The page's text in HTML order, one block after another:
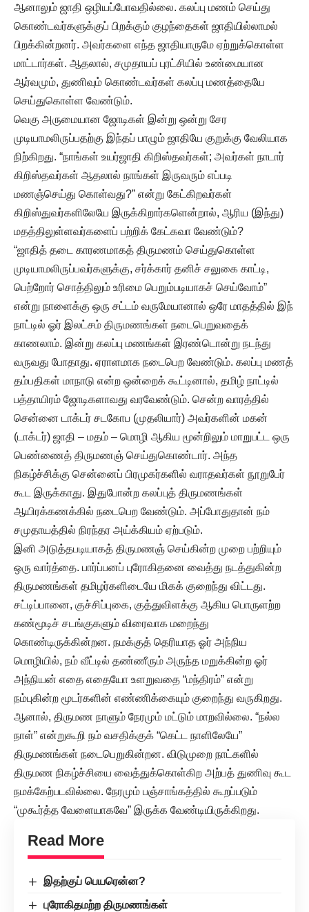
ஆனாலும் ஜாதி ஒழியப்போவதில்லை. கலப்பு மணம் செய்து
கொண்டவர்களுக்குப் பிறக்கும் குழந்தைகள் ஜாதியில்லாமல்
பிறக்கின்றனர். அவர்களை எந்த ஜாதியாருமே ஏற்றுக்கொள்ள
மாட்டார்கள். ஆதலால், சமுதாயப் புரட்சியில் உண்மையான
ஆர்வமும், துணிவும் கொண்டவர்கள் கலப்பு மணத்தையே
செய்துகொள்ள வேண்டும்.
வெகு அருமையான ஜோடிகள் இன்று ஒன்று சேர
முடியாமலிருப்பதற்கு இந்தப் பாழும் ஜாதியே குறுக்கு வேலியாக
நிற்கிறது. “நாங்கள் உயர்ஜாதி கிறிஸ்தவர்கள்; அவர்கள் நாடார்
கிறிஸ்தவர்கள் ஆதலால் நாங்கள் இருவரும் எப்படி
மணஞ்செய்து கொள்வது?” என்று கேட்கிறவர்கள்
கிறிஸ்துவர்களிலேயே இருக்கிறார்களென்றால், ஆரிய (இந்து)
மதத்திலுள்ளவர்களைப் பற்றிக் கேட்கவா வேண்டும்?
“ஜாதித் தடை காரணமாகத் திருமணம் செய்துகொள்ள
முடியாமலிருப்பவர்களுக்கு, சர்க்கார் தனிச் சலுகை காட்டி,
பெற்றோர் சொத்திலும் உரிமை பெறும்படியாகச் செய்வோம்”
என்று நாளைக்கு ஒரு சட்டம் வருமேயானால் ஒரே மாதத்தில் இந்
நாட்டில் ஓர் இலட்சம் திருமணங்கள் நடைபெறுவதைக்
காணலாம். இன்று கலப்பு மணங்கள் இரண்டொன்று நடந்து
வருவது போதாது. ஏராளமாக நடைபெற வேண்டும். கலப்பு மணத்
தம்பதிகள் மாநாடு என்ற ஒன்றைக் கூட்டினால், தமிழ் நாட்டில்
பத்தாயிரம் ஜோடிகளாவது வரவேண்டும். சென்ற வாரத்தில்
சென்னை டாக்டர் சடகோப (முதலியார்) அவர்களின் மகன்
(டாக்டர்) ஜாதி – மதம் – மொழி ஆகிய மூன்றிலும் மாறுபட்ட ஒரு
பெண்ணைத் திருமணஞ் செய்துகொண்டார். அந்த
நிகழ்ச்சிக்கு சென்னைப் பிரமுகர்களில் வராதவர்கள் நூறுபேர்
கூட இருக்காது. இதுபோன்ற கலப்புத் திருமணங்கள்
ஆயிரக்கணக்கில் நடைபெற வேண்டும். அப்போதுதான் நம்
சமுதாயத்தில் நிரந்தர அய்க்கியம் ஏற்படும்.
இனி அடுத்தபடியாகத் திருமணஞ் செய்கின்ற முறை பற்றியும்
ஒரு வார்த்தை. பார்ப்பனப் புரோகிதனை வைத்து நடத்துகின்ற
திருமணங்கள் தமிழர்களிடையே மிகக் குறைந்து விட்டது.
சட்டிப்பானை, குச்சிப்புகை, குத்துவிளக்கு ஆகிய பொருளற்ற
கண்மூடிச் சடங்குகளும் விரைவாக மறைந்து
கொண்டிருக்கின்றன. நமக்குத் தெரியாத ஓர் அந்நிய
மொழியில், நம் வீட்டில் தண்ணீரும் அருந்த மறுக்கின்ற ஓர்
அந்நியன் எதை எதையோ உளறுவதை “மந்திரம்” என்று
நம்புகின்ற மூடர்களின் எண்ணிக்கையும் குறைந்து வருகிறது.
ஆனால், திருமண நாளும் நேரமும் மட்டும் மாறவில்லை. “நல்ல
நாள்” என்றுகூறி நம் வசதிக்குக் “கெட்ட நாளிலேயே”
திருமணங்கள் நடைபெறுகின்றன. விடுமுறை நாட்களில்
திருமண நிகழ்ச்சியை வைத்துக்கொள்கிற அற்பத் துணிவு கூட
நமக்கேற்படவில்லை. நேரமும் பஞ்சாங்கத்தில் கூறப்படும்
“முகூர்த்த வேளையாகவே” இருக்க வேண்டியிருக்கிறது.
Read More
இதற்குப் பெயரென்ன?
புரோகிதமற்ற திருமணங்கள்